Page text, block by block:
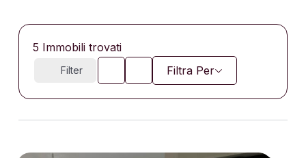
5 Immobili trovati
Filter Filtra Per